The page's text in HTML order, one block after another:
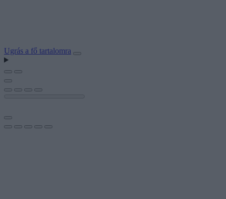
Ugrás a fő tartalomra